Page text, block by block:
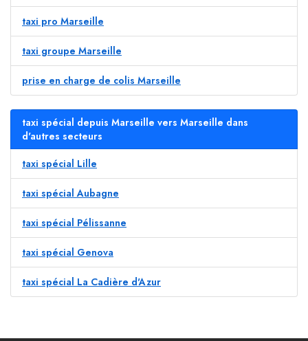
taxi pro Marseille
taxi groupe Marseille
prise en charge de colis Marseille
taxi spécial depuis Marseille vers Marseille dans
d'autres secteurs
taxi spécial Lille
taxi spécial Aubagne
taxi spécial Pélissanne
taxi spécial Genova
taxi spécial La Cadière d'Azur